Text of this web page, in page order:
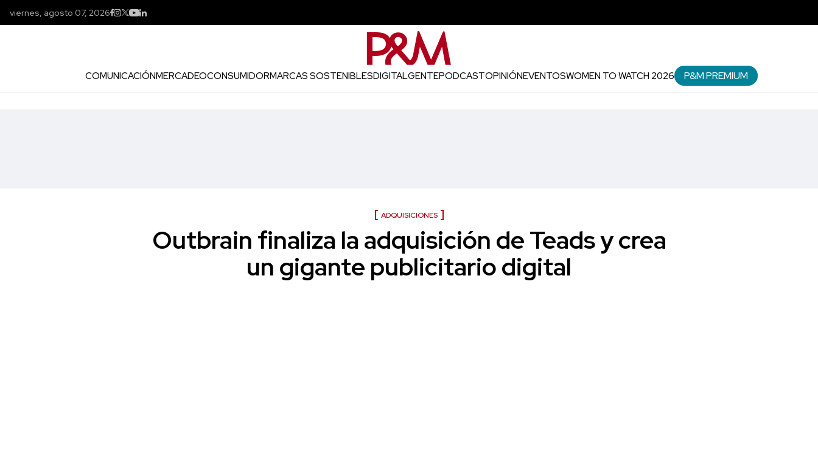
viernes, agosto 07, 2026
COMUNICACIÓNMERCADEOCONSUMIDORMARCAS SOSTENIBLESDIGITALGENTEPODCASTOPINIÓNEVENTOSWOMEN TO WATCH 2026 P&M PREMIUM
ADQUISICIONES
Outbrain finaliza la adquisición de Teads y crea
un gigante publicitario digital